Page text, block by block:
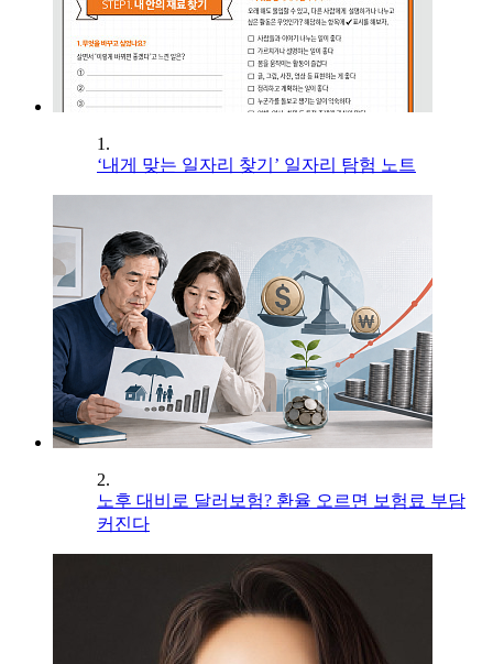
1.
‘내게 맞는 일자리 찾기’ 일자리 탐험 노트
2.
노후 대비로 달러보험? 환율 오르면 보험료 부담
커진다